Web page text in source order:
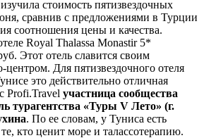
стоимость пятизвездочных
сравнив с предложениями в Турции
соотношения цены и качества.
Royal Thalassa Monastir 5*
Этот отель славится своим
центром. Для пятизвездочного отеля
это действительно отличная
Profi.Travel участница сообщества
турагентства «Туры V Лето» (г.
. По ее словам, у Туниса есть
кто ценит море и талассотерапию.